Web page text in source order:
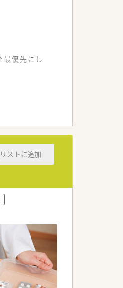
最優先にし
。
す。
す。
す。
す。
ます。
す。
ストに追加